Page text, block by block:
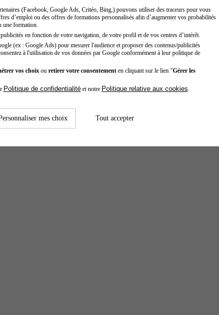
(Facebook, Google Ads, Critéo, Bing,) pouvons utiliser des traceurs pour vous
d’emploi ou des offres de formations personnalisés afin d’augmenter vos probabilités
une formation.
en fonction de votre navigation, de votre profil et de vos centres d’intérêt.
(ex : Google Ads) pour mesurer l'audience et proposer des contenus/publicités
à l'utilisation de vos données par Google conformément à leur politique de
vos choixou retirer votre consentementen cliquant sur le lien "Gérer les
Politique de confidentialitéet notre Politique relative aux cookies
mes choix Tout accepter